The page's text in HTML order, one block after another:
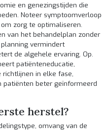
en genezingstijden die
Noteer symptoomverloop
zorg te optimaliseren.
van het behandelplan zonder
vermindert
de algehele ervaring. Op.
patiënteneducatie,
in elke fase,
patiënten beter geïnformeerd
herstel?
omvang van de